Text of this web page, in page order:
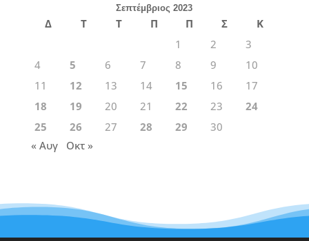
Σεπτέμβριος 2023
Δ Τ Τ Π Π Σ
Κ
1
2
3
4
5 6 7 8 9
10
11
12 13 14 15 16
17
18
19 20 21 22 23
24
25
26 27 28 29
30
« Αυγ
Οκτ »